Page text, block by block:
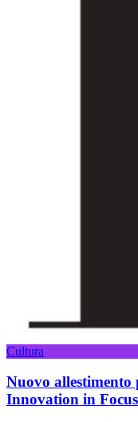
Cultura
Nuovo allestimento
Innovation in